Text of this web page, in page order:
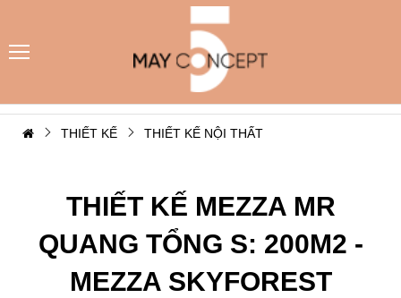
THIẾT KẾ THIẾT KẾ NỘI THẤT
THIẾT KẾ MEZZA MR
QUANG TỔNG S: 200M2 -
MEZZA SKYFOREST